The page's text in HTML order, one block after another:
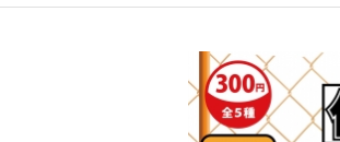
入荷スケジュールをチェック